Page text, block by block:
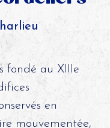
fondé au XIIIe
en
mouvementée,